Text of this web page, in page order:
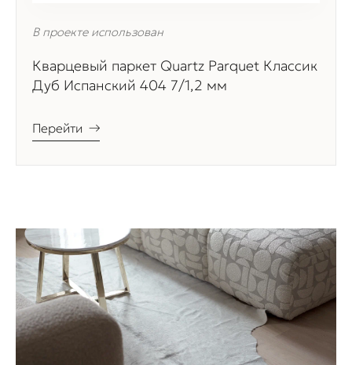
В проекте использован
Кварцевый паркет Quartz Parquet Классик
Дуб Испанский 404 7/1,2 мм
Перейти →